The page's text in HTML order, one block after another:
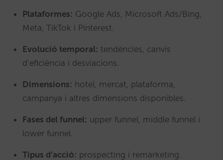
Plataformes: Google Ads, Microsoft Ads/Bing,
Meta, TikTok i Pinterest.
Evolució temporal: tendències, canvis
d’eficiència i desviacions.
Dimensions: hotel, mercat, plataforma,
campanya i altres dimensions disponibles.
Fases del funnel: upper funnel, middle funnel i
lower funnel.
Tipus d’acció: prospecting i remarketing.